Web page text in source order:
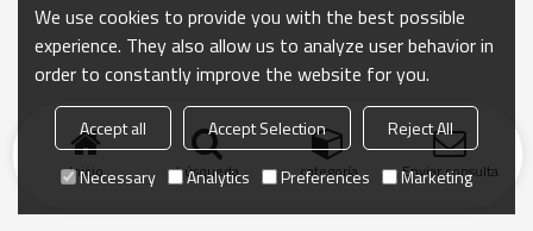
Inicio búsqueda categoría Enviar consulta
We use cookies to provide you with the best possible
experience. They also allow us to analyze user behavior in
order to constantly improve the website for you.
Accept all Accept Selection
Reject All
Necessary
Analytics Preferences Marketing